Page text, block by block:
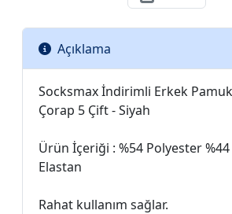
Açıklama
Socksmax İndirimli Erkek
Çorap 5 Çift - Siyah
Ürün İçeriği : %54 Polyester
Elastan
Rahat kullanım sağlar.